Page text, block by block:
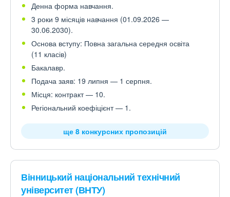
Денна форма навчання.
3 роки 9 місяців навчання (01.09.2026 —
30.06.2030).
Основа вступу: Повна загальна середня освіта
(11 класів)
Бакалавр.
Подача заяв: 19 липня — 1 серпня.
Місця: контракт — 10.
Регіональний коефіцієнт — 1.
ще 8 конкурсних пропозицій
Вінницький національний технічний
університет (ВНТУ)